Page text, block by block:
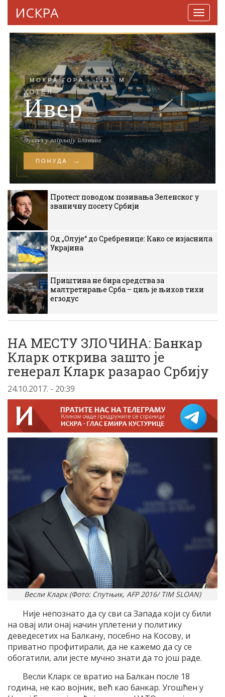
ИСКРА
Протест поводом позивања Зеленског у
званичну посету Србији
Од „Олује“ до Сребренице: Како се изјаснила
Украјина
Приштина не бира средства за
малтретирање Срба – циљ је њихов тихи
егзодус
НA МЕСТУ ЗЛОЧИНА: Банкар
Кларк открива зашто је
генерал Кларк разарао Србију
24.10.2017. - 20:39
Весли Кларк (Фото: Спутњик, AFP 2016/ TIM SLOAN)
Није непознато да су сви са Запада који су били
на овај или онај начин уплетени у политику
деведесетих на Балкану, посебно на Косову, и
приватно профитирали, да не кажемо да су се
обогатили, али јесте мучно знати да то још раде.
Весли Кларк се вратио на Балкан после 18
година, не као војник, већ као банкар. Угошћен у